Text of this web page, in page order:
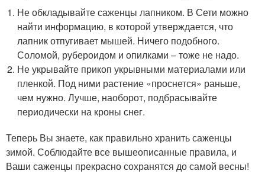
Не обкладывайте саженцы лапником. В Сети можно
найти информацию, в которой утверждается, что
лапник отпугивает мышей. Ничего подобного.
Соломой, рубероидом и опилками – тоже не надо.
Не укрывайте прикоп укрывными материалами или
пленкой. Под ними растение «проснется» раньше,
чем нужно. Лучше, наоборот, подбрасывайте
периодически на кроны снег.
Теперь Вы знаете, как правильно хранить саженцы
зимой. Соблюдайте все вышеописанные правила, и
Ваши саженцы прекрасно сохранятся до самой весны!